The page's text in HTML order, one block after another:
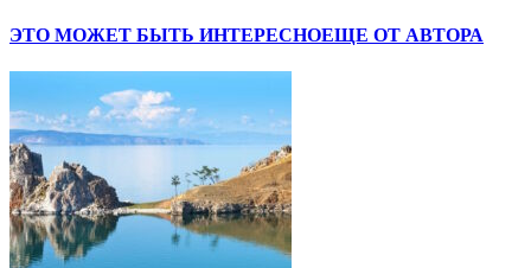
ЭТО МОЖЕТ БЫТЬ ИНТЕРЕСНОЕЩЕ ОТ АВТОРА